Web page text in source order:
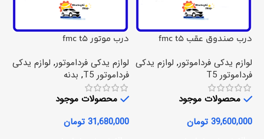
درب صندوق عقب fmc t5
لوازم یدکی فرداموتور, لوازم یدکی
فرداموتور T5
محصولات موجود
39,600,000 تومان
درب موتور fmc t5
لوازم یدکی فرداموتور, لوازم یدکی
فرداموتور T5
, بدنه
محصولات موجود
31,680,000 تومان